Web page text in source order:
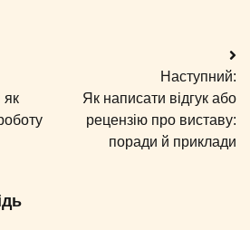
як
Наступний:
Як написати відгук або
рецензію про виставу:
поради й приклади